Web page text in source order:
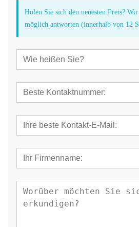
Holen Sie sich den neuesten Preis?
möglich antworten (innerhalb von 12